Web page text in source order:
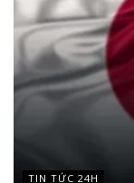
TIN TỨC 24H